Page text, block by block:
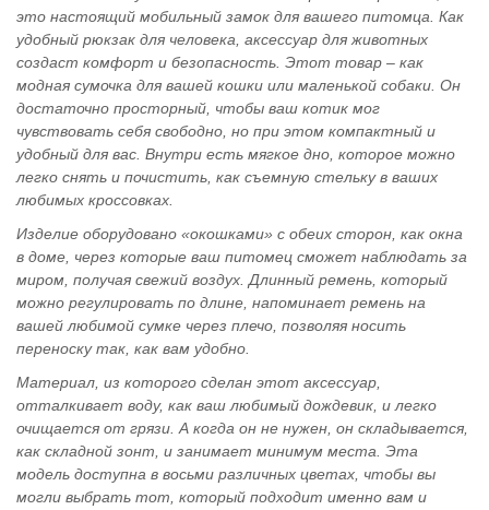
это настоящий мобильный замок для вашего питомца. Как
удобный рюкзак для человека, аксессуар для животных
создаст комфорт и безопасность. Этот товар – как
модная сумочка для вашей кошки или маленькой собаки. Он
достаточно просторный, чтобы ваш котик мог
чувствовать себя свободно, но при этом компактный и
удобный для вас. Внутри есть мягкое дно, которое можно
легко снять и почистить, как съемную стельку в ваших
любимых кроссовках.
Изделие оборудовано «окошками» с обеих сторон, как окна
в доме, через которые ваш питомец сможет наблюдать за
миром, получая свежий воздух. Длинный ремень, который
можно регулировать по длине, напоминает ремень на
вашей любимой сумке через плечо, позволяя носить
переноску так, как вам удобно.
Материал, из которого сделан этот аксессуар,
отталкивает воду, как ваш любимый дождевик, и легко
очищается от грязи. А когда он не нужен, он складывается,
как складной зонт, и занимает минимум места. Эта
модель доступна в восьми различных цветах, чтобы вы
могли выбрать тот, который подходит именно вам и